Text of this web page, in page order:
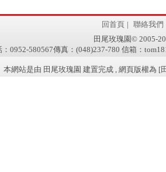
回首頁 | 聯絡我們
田尾玫瑰園© 2005-
：0952-580567傳真：(048)237-780 信箱：
本網站是由 田尾玫瑰園 建置完成 , 網頁版權為